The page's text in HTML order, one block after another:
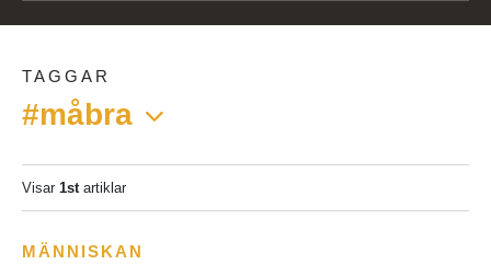
TAGGAR
#måbra
Visar 1startiklar
MÄNNISKAN